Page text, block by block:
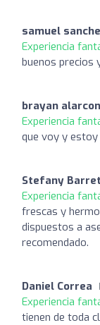
samuel
Experiencia
buenos precios
brayan alarcon
Experiencia
que voy y
Stefany
Experiencia
frescas y
dispuestos a
recomendado.
Daniel Correa
Experiencia
tienen de toda